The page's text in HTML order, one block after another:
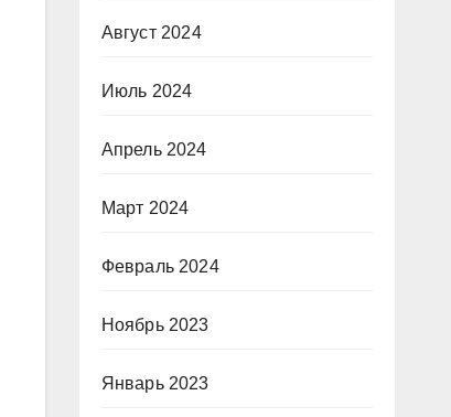
Август 2024
Июль 2024
Апрель 2024
Март 2024
Февраль 2024
Ноябрь 2023
Январь 2023